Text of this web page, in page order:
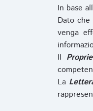
In base
Dato
venga
Il
La